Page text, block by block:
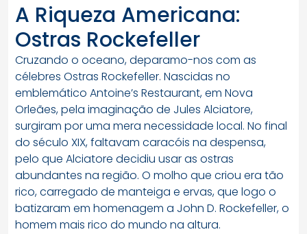
A Riqueza Americana:
Ostras Rockefeller
Cruzando o oceano, deparamo-nos com as
célebres Ostras Rockefeller. Nascidas no
emblemático Antoine’s Restaurant, em Nova
Orleães, pela imaginação de Jules Alciatore,
surgiram por uma mera necessidade local. No final
do século XIX, faltavam caracóis na despensa,
pelo que Alciatore decidiu usar as ostras
abundantes na região. O molho que criou era tão
rico, carregado de manteiga e ervas, que logo o
batizaram em homenagem a John D. Rockefeller, o
homem mais rico do mundo na altura.